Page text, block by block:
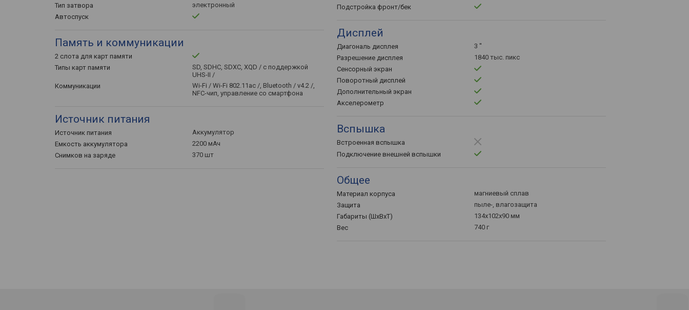
Тип затвора
электронный
Автоспуск
Память и коммуникации
2 слота для карт памяти
Типы карт памяти
SD, SDHC, SDXC, XQD / с поддержкой
UHS-II /
Коммуникации
Wi-Fi / Wi-Fi 802.11ac /, Bluetooth / v4.2 /,
NFC-чип, управление со смартфона
Источник питания
Источник питания
Аккумулятор
Емкость аккумулятора
2200 мАч
Снимков на заряде
370 шт
Подстройка фронт/бек
Дисплей
Диагональ дисплея
3 ''
Разрешение дисплея
1840 тыс. пикс
Сенсорный экран
Поворотный дисплей
Дополнительный экран
Акселерометр
Вспышка
Встроенная вспышка
Подключение внешней вспышки
Общее
Материал корпуса
магниевый сплав
Защита
пыле-, влагозащита
Габариты (ШхВхТ)
134х102х90 мм
Вес
740 г